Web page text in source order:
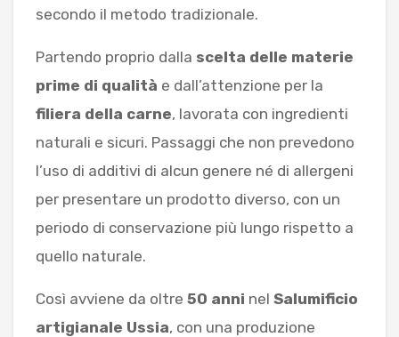
secondo il metodo tradizionale.
Partendo proprio dalla scelta delle materie
prime di qualità e dall’attenzione per la
filiera della carne, lavorata con ingredienti
naturali e sicuri. Passaggi che non prevedono
l’uso di additivi di alcun genere né di allergeni
per presentare un prodotto diverso, con un
periodo di conservazione più lungo rispetto a
quello naturale.
Così avviene da oltre 50 anni nel Salumificio
artigianale Ussia, con una produzione